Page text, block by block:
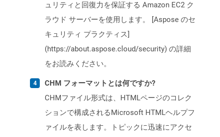
ュリティと回復力を保証する Amazon EC2 ク
ラウド サーバーを使用します。 [Aspose のセ
キュリティ プラクティス]
(https://about.aspose.cloud/security) の詳細
をお読みください。
CHM フォーマットとは何ですか?
CHMファイル形式は、HTMLページのコレク
ションで構成されるMicrosoft HTMLヘルプフ
ァイルを表します。トピックに迅速にアクセ